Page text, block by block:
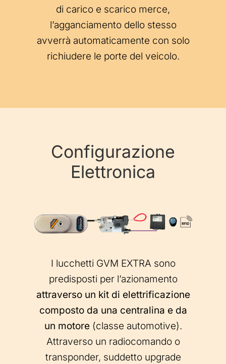
di carico e scarico merce,
l’agganciamento dello stesso
avverrà automaticamente con solo
richiudere le porte del veicolo.
Configurazione
Elettronica
I lucchetti GVM EXTRA sono
predisposti per l’azionamento
attraverso un kit di elettrificazione
composto da una centralina e da
un motore(classe automotive).
Attraverso un radiocomando o
transponder, suddetto upgrade